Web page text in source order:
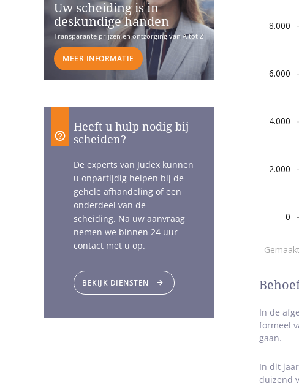
In de
formeel
gaan.
In dit
duizend
Uw scheiding is in
deskundige handen
Transparante prijzen en ontzorging van A tot Z
MEER INFORMATIE
Heeft u hulp nodig bij
scheiden?
De experts van Judex kunnen
u onpartijdig helpen bij de
gehele afhandeling of een
onderdeel van de
scheiding. Na uw aanvraag
nemen we binnen 24 uur
contact met u op.
BEKIJK DIENSTEN